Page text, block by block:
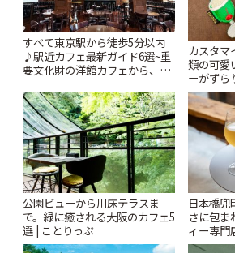
すべて東京駅から徒歩5分以内
♪駅近カフェ最新ガイド6選~重
要文化財の洋館カフェから、改
りっぷ
カスタマ
類の可愛
ーがずら
「
ぷ
公園ビューから川床テラスま
で。緑に癒される大阪のカフェ5
選 | ことりっぷ
日本橋兜
さに包ま
ィー専門